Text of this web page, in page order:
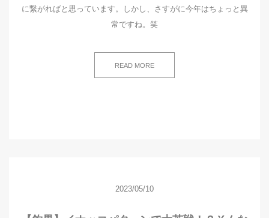
に繋がればと思っています。しかし、さすがに今年はちょっと異
常ですね。笑
READ MORE
2023/05/10